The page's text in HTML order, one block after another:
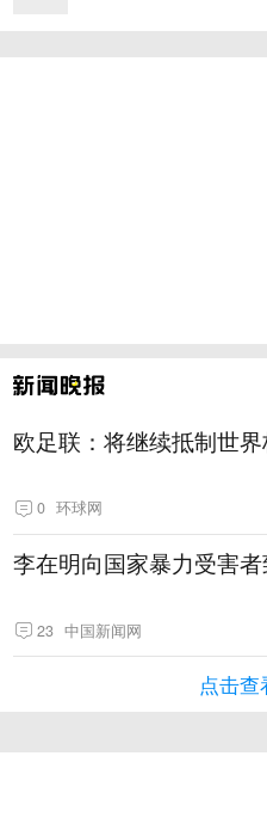
欧足联：将继续抵制世
0 环球网
李在明向国家暴力受害
23 中国新闻网
点击查